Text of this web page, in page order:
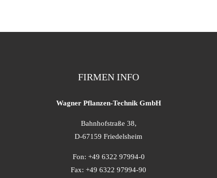
FIRMEN INFO
Wagner Pflanzen-Technik GmbH
Bahnhofstraße 38,
D-67159 Friedelsheim
Fon: +49 6322 97994-0
Fax: +49 6322 97994-90